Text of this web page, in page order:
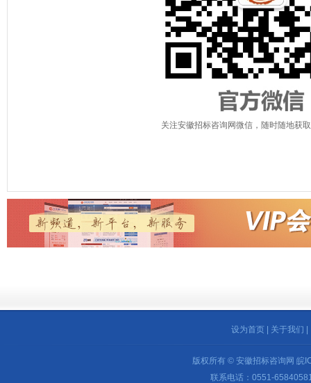
关注安徽招标咨询网微信，随时随地获
设为首页 关于我们
版权所有 © 安徽招标咨询网 皖
联系电话：0551-